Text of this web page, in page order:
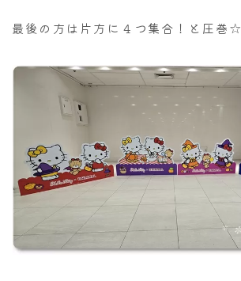
最後の方は片方に４つ集合！と圧巻☆